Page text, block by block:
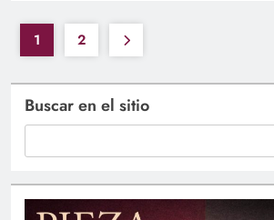
1 2
Buscar en el sitio